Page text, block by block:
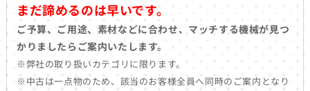
まだ諦めるのは早いです。
ご予算、ご用途、素材などに合わせ、マッチする機械が見つ
かりましたらご案内いたします。
※弊社の取り扱いカテゴリに限ります。
※中古は一点物のため、該当のお客様全員へ同時のご案内となり